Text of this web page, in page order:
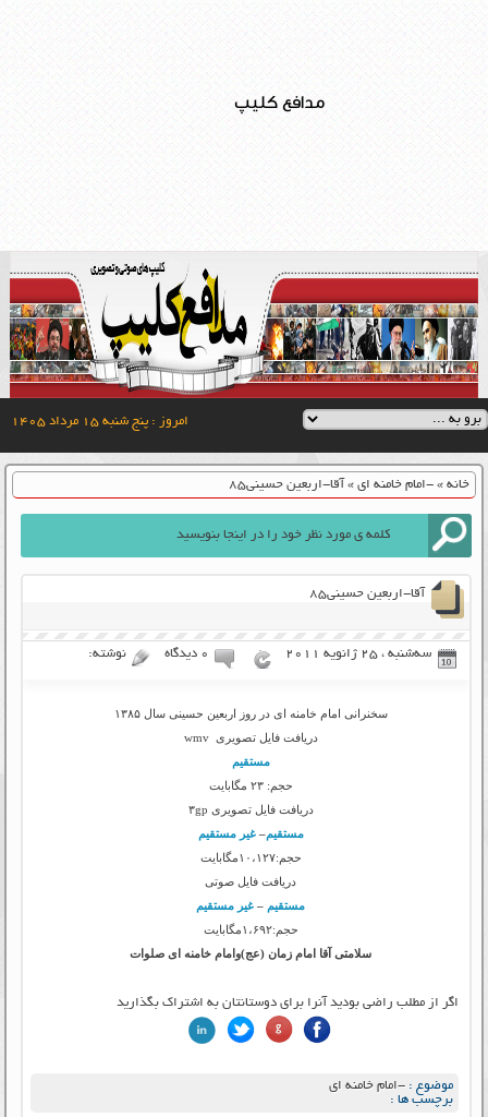
مدافع کلیپ
امروز : پنج شنبه ۱۵ مرداد ۱۴۰۵
خانه» -امام خامنه ای» آقا-اربعین حسینی۸۵
آقا-اربعین حسینی۸۵
سه‌شنبه ، 25 ژانویه 2011 ۰ دیدگاه نوشته:
سخنرانی امام خامنه ای در روز اربعین حسینی سال ۱۳۸۵
دریافت فایل تصویری wmv
مستقیم
حجم: ۲۳ مگابایت
دریافت فایل تصویری ۳gp
مستقیم–غیر مستقیم
حجم:۱۰،۱۲۷مگابایت
دریافت فایل صوتی
مستقیم – غیر مستقیم
حجم:۱،۶۹۲مگابایت
سلامتی آقا امام زمان (عج)وامام خامنه ای صلوات
اگر از مطلب راضی بودید آنرا برای دوستانتان به اشتراک بگذارید
موضوع :-امام خامنه ای
برچسب ها :